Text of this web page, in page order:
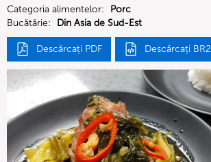
Categoria alimentelor:
Porc
Bucătărie:
Din Asia de Sud-Est
Descărcați PDF Descărcați BR2